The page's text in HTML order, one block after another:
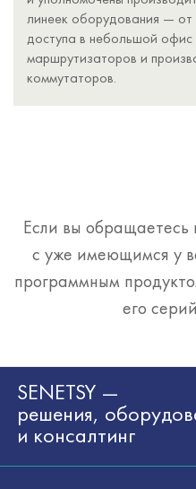
линеек оборудования — от
доступа в небольшой офис
маршрутизаторов и
коммутаторов.
Если вы обращаетесь
с уже имеющимся у
программным
его
SENETSY —
решения,
и консалтинг